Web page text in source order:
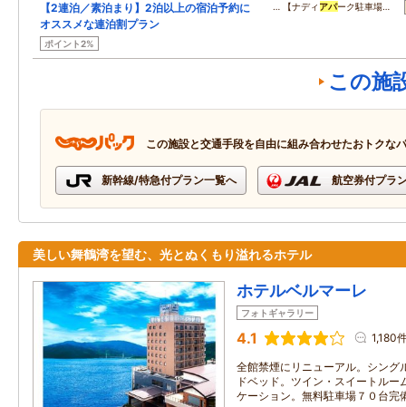
【2連泊／素泊まり】2泊以上の宿泊予約に
オススメな連泊割プラン
ポイント2%
… 【ナディ アパーク駐車場…
この施
この施設と交通手段を自由に組み合わせたおトクな
新幹線/特急付プラン一覧へ 航空券付プラ
美しい舞鶴湾を望む、光とぬくもり溢れるホテル
ホテルベルマーレ
フォトギャラリー
4.1 1,180
全館禁煙にリニューアル。シング
ドベッド。ツイン・スイートル
ケーション。無料駐車場７０台完